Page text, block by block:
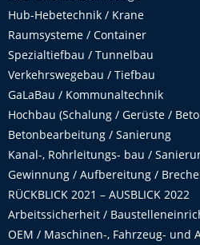
Hub-Hebetechnik / Krane
Raumsysteme / Container
Spezialtiefbau / Tunnelbau
Verkehrswegebau / Tiefbau
GaLaBau / Kommunaltechnik
Hochbau (Schalung / Gerüste /
Betonbearbeitung / Sanierung
Kanal-, Rohrleitungs- bau /
Gewinnung / Aufbereitung /
RÜCKBLICK 2021 – AUSBLICK 2022
Arbeitssicherheit /
OEM / Maschinen-, Fahrzeug- und